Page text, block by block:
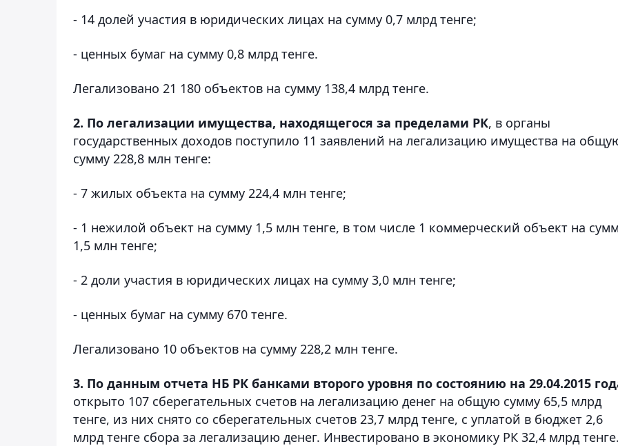
- 14 долей участия в юридических лицах на сумму 0,7 млрд тенге;
- ценных бумаг на сумму 0,8 млрд тенге.
Легализовано 21 180 объектов на сумму 138,4 млрд тенге.
2. По легализации имущества, находящегося за пределами РК, в органы
государственных доходов поступило 11 заявлений на легализацию имущества на
сумму 228,8 млн тенге:
- 7 жилых объекта на сумму 224,4 млн тенге;
- 1 нежилой объект на сумму 1,5 млн тенге, в том числе 1 коммерческий объект на
1,5 млн тенге;
- 2 доли участия в юридических лицах на сумму 3,0 млн тенге;
- ценных бумаг на сумму 670 тенге.
Легализовано 10 объектов на сумму 228,2 млн тенге.
3. По данным отчета НБ РК банками второго уровня по состоянию на 29.04.2015
открыто 107 сберегательных счетов на легализацию денег на общую сумму 65,5 млрд
тенге, из них снято со сберегательных счетов 23,7 млрд тенге, с уплатой в бюджет 2,6
млрд тенге сбора за легализацию денег. Инвестировано в экономику РК 32,4 млрд